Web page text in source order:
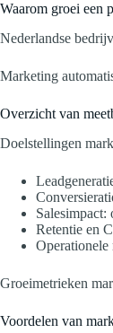
Waarom groei een
Nederlandse
Marketing
Overzicht van
Doelstellingen
Retentie en
Operationele
Groeimetrieken
Voordelen van